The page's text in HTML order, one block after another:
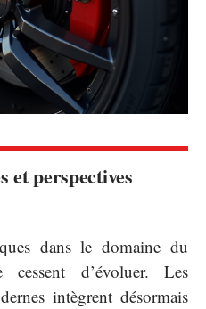
et perspectives
dans le domaine du
d’évoluer. Les
intègrent désormais